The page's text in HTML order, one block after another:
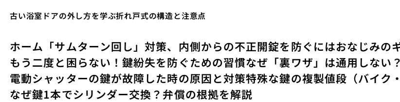
古い浴室ドアの外し方を学ぶ折れ戸式の構造と注意点
ホーム 「サムターン回し」対策、内側からの不正開錠を防ぐにはおなじみの
もう二度と困らない！鍵紛失を防ぐための習慣なぜ「裏ワザ」は通用しない
電動シャッターの鍵が故障した時の原因と対策特殊な鍵の複製値段（バイク
なぜ鍵1本でシリンダー交換？弁償の根拠を解説